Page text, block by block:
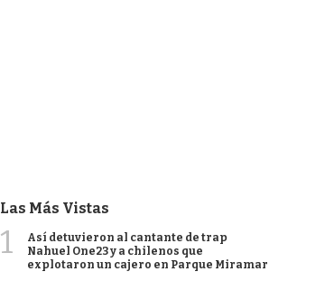
Las Más Vistas
1
Así detuvieron al cantante de trap
Nahuel One23 y a chilenos que
explotaron un cajero en Parque Miramar